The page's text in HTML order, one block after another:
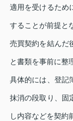
適用を受けるため
することが前提と
売買契約を結んだ
と書類を事前に整
具体的には、登記
抹消の段取り、固
し内容などを契約